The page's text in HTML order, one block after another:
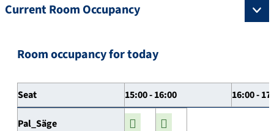
Current Room Occupancy
Room occupancy for today
Seat 15:00 - 16:00 16:00 -
Pal_Säge